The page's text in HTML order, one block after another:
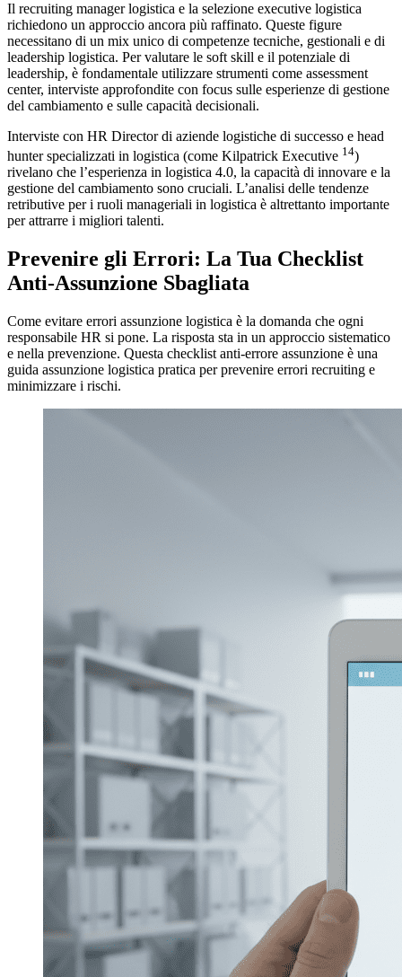
Il recruiting manager logistica e la selezione executive logistica
richiedono un approccio ancora più raffinato. Queste figure
necessitano di un mix unico di competenze tecniche, gestionali e di
leadership logistica. Per valutare le soft skill e il potenziale di
leadership, è fondamentale utilizzare strumenti come assessment
center, interviste approfondite con focus sulle esperienze di gestione
del cambiamento e sulle capacità decisionali.
Interviste con HR Director di aziende logistiche di successo e head
hunter specializzati in logistica (come Kilpatrick Executive 14)
rivelano che l’esperienza in logistica 4.0, la capacità di innovare e la
gestione del cambiamento sono cruciali. L’analisi delle tendenze
retributive per i ruoli manageriali in logistica è altrettanto importante
per attrarre i migliori talenti.
Prevenire gli Errori: La Tua Checklist
Anti-Assunzione Sbagliata
Come evitare errori assunzione logistica è la domanda che ogni
responsabile HR si pone. La risposta sta in un approccio sistematico
e nella prevenzione. Questa checklist anti-errore assunzione è una
guida assunzione logistica pratica per prevenire errori recruiting e
minimizzare i rischi.